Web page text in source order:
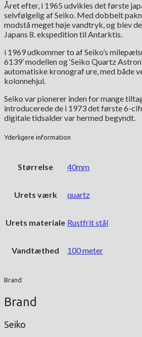
Året efter, i 1965 udvikles det første
selvfølgelig af Seiko. Med dobbelt
modstå meget høje vandtryk, og blev
Japans 8. ekspedition til Antarktis.
i 1969 udkommer to af Seiko’s
6139’ modellen og ‘Seiko Quartz
automatiske kronograf ure, med både
kolonnehjul.
Seiko var pionerer inden for mange
introducerede de i 1973 det første 6-
digitale tidsalder var hermed begyndt.
Yderligere information
Størrelse 40mm
Urets værk quartz
Urets materiale Rustfrit stål
Vandtæthed 100 meter
Brand
Brand
Seiko